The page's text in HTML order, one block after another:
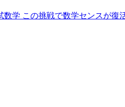
学 この挑戦で数学センスが復